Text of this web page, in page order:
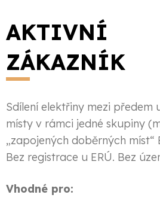
AKTIVNÍ
ZÁKAZNÍK​
Sdílení elektřiny mezi předem
místy v rámci jedné skupiny
„zapojených doběrných míst“
Bez registrace u ERÚ. Bez
Vhodné pro: